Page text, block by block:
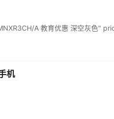
A 教育优惠 深空灰色"
机